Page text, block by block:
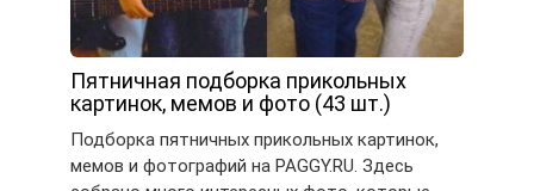
Пятничная подборка прикольных
картинок, мемов и фото (43 шт.)
Подборка пятничных прикольных картинок,
мемов и фотографий на PAGGY.RU. Здесь